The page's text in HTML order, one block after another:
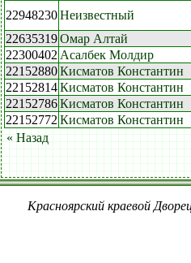
22948230Неизвестный
22635319Омар Алтай
22300402 Асалбек Молдир
22152880Кисматов Константин
22152814Кисматов Константин
22152786Кисматов Константин
22152772 Кисматов Константин
« Назад
Красноярский краевой